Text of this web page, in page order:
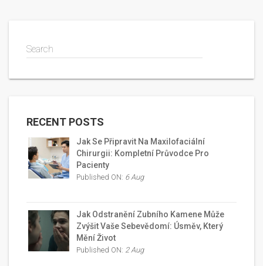
Search
RECENT POSTS
Jak Se Připravit Na Maxilofaciální
Chirurgii: Kompletní Průvodce Pro
Pacienty
Published ON: 6 Aug
Jak Odstranění Zubního Kamene Může
Zvýšit Vaše Sebevědomí: Úsměv, Který
Mění Život
Published ON: 2 Aug